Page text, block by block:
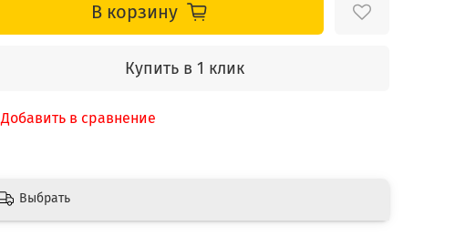
В корзину
Купить в 1 клик
Добавить в сравнение
Выбрать